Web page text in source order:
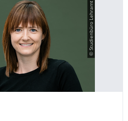
© Studienbüro Lehramt